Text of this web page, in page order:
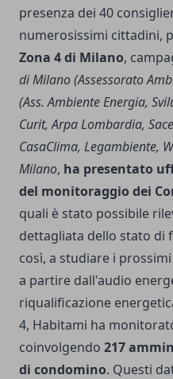
presenza dei 40
numerosissimi cittadini,
Zona 4 di Milano,
di Milano (Assessorato
(Ass. Ambiente Energia,
Curit, Arpa Lombardia,
CasaClima, Legambiente,
Milano, ha presentato
del monitoraggio dei
quali è stato possibile
dettagliata dello stato di
così, a studiare i
a partire dall'audio
riqualificazione
4, Habitami ha
coinvolgendo 217
di condomino. Questi